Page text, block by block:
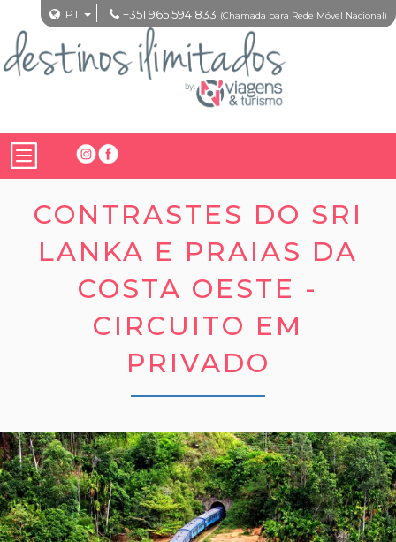
PT +351 965 594 833 (Chamada para Rede Móvel Nacional)
CONTRASTES DO SRI
LANKA E PRAIAS DA
COSTA OESTE -
CIRCUITO EM
PRIVADO